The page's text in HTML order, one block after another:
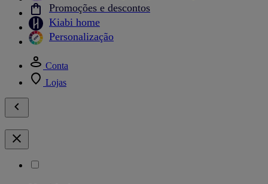
Promoções e descontos
Kiabi home
Personalização
Conta
Lojas